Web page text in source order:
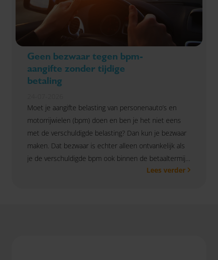
Geen bezwaar tegen bpm-
aangifte zonder tijdige
betaling
Moet je aangifte belasting van personenauto’s en
motorrijwielen (bpm) doen en ben je het niet eens
met de verschuldigde belasting? Dan kun je bezwaar
maken. Dat bezwaar is echter alleen ontvankelijk als
je de verschuldigde bpm ook binnen de betaaltermijn
voldoet. Dat bevestigde de Hoge Raad in een zaak
Lees verder